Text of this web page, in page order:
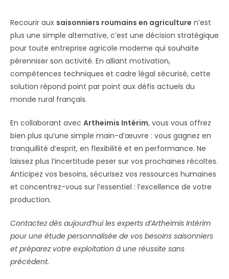
Recourir aux saisonniers roumains en agriculture n’est
plus une simple alternative, c’est une décision stratégique
pour toute entreprise agricole moderne qui souhaite
pérenniser son activité. En alliant motivation,
compétences techniques et cadre légal sécurisé, cette
solution répond point par point aux défis actuels du
monde rural français.
En collaborant avec Artheimis Intérim, vous vous offrez
bien plus qu’une simple main-d’œuvre : vous gagnez en
tranquillité d’esprit, en flexibilité et en performance. Ne
laissez plus l’incertitude peser sur vos prochaines récoltes.
Anticipez vos besoins, sécurisez vos ressources humaines
et concentrez-vous sur l’essentiel : l’excellence de votre
production.
Contactez dès aujourd’hui les experts d’Artheimis Intérim
pour une étude personnalisée de vos besoins saisonniers
et préparez votre exploitation à une réussite sans
précédent.